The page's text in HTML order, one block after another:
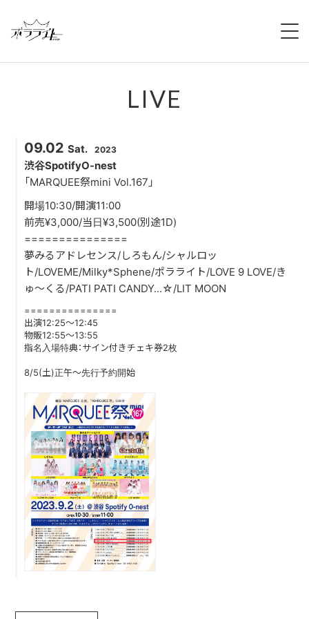
NEWS
LIVE
DISCOGRAPHY
CONTACT
FANLETTER
SHOP
COMPANY
LIVE
09.02 Sat. 2023
渋谷SpotifyO-nest
「MARQUEE祭mini Vol.167」
開場10:30/開演11:00
前売¥3,000/当日¥3,500(別途1D)
===============
夢みるアドレセンス/しろもん/シャルロッ
ト/LOVEME/Milky*Sphene/ポラライト/LOVE 9 LOVE/き
ゅ～くる/PATI PATI CANDY...☆/LIT MOON
===============
出演12:25〜12:45
物販12:55〜13:55
指名入場特典：サイン付きチェキ券2枚
8/5(土)正午〜先行予約開始